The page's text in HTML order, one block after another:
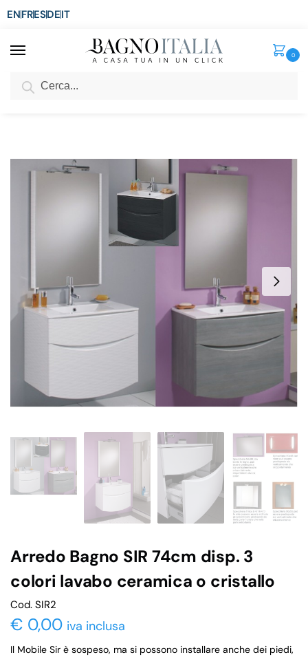
ENFRESDEIT
0
SCONTO del 3%
Arredo Bagno SIR 74cm disp. 3
colori lavabo ceramica o cristallo
Cod. SIR2
€ 0,00 iva inclusa
Il Mobile Sir è sospeso, ma si possono installare anche dei piedi,